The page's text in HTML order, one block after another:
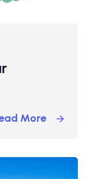
More